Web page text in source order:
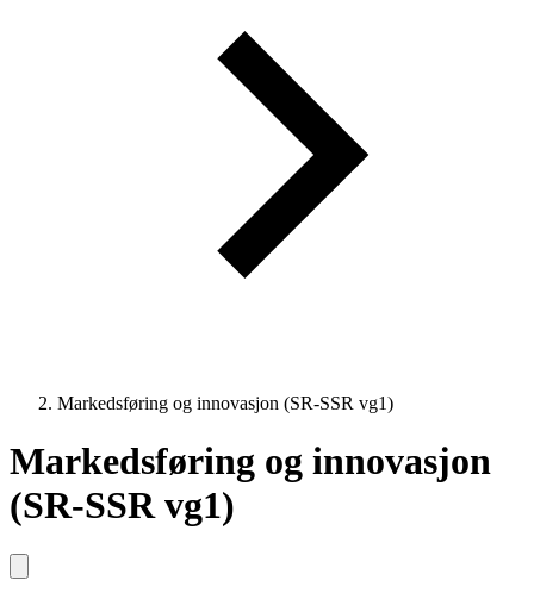
Markedsføring og innovasjon (SR-SSR vg1)
Markedsføring og innovasjon
(SR-SSR vg1)